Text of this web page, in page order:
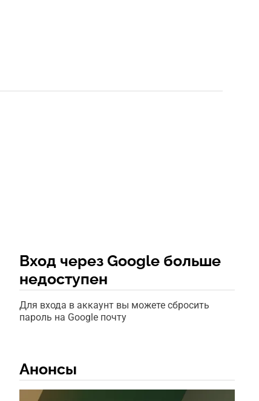
Вход через Google больше
недоступен
Для входа в аккаунт вы можете сбросить
пароль на Google почту
Анонсы